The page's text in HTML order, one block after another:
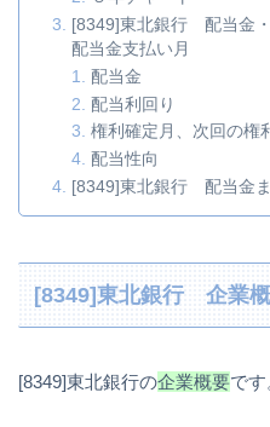
[8349]東北銀行 配当金
配当金支払い月
配当金
配当利回り
権利確定月、次回の権
配当性向
[8349]東北銀行 配当金
[8349]東北銀行 企業
[8349]東北銀行の企業概要です